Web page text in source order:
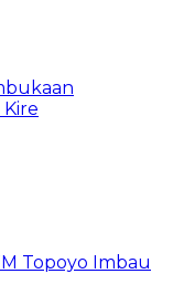
Topoyo Imbau